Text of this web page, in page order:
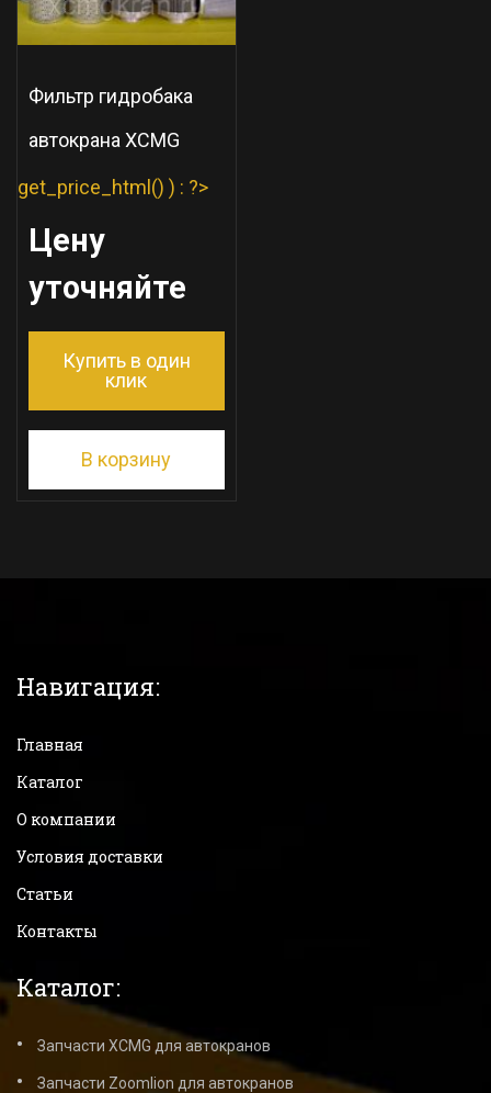
Фильтр гидробака
автокрана XCMG
get_price_html() ) : ?>
Цену
уточняйте
Купить в один
клик
В корзину
Навигация:
Главная
Каталог
О компании
Условия доставки
Статьи
Контакты
Каталог:
Запчасти XCMG для автокранов
Запчасти Zoomlion для автокранов